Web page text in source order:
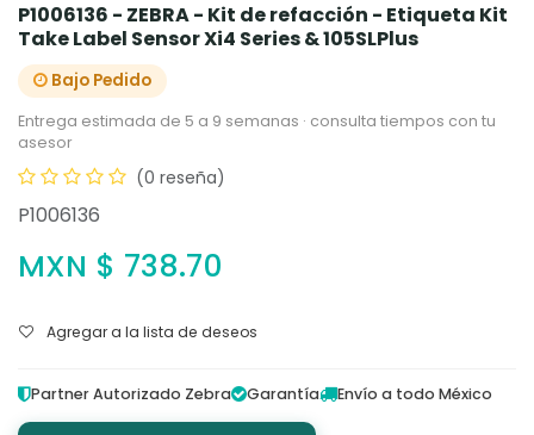
P1006136 - ZEBRA - Kit de refacción - Etiqueta Kit
Take Label Sensor Xi4 Series & 105SLPlus
Bajo Pedido
Entrega estimada de 5 a 9 semanas · consulta tiempos con tu
asesor
(0 reseña)
P1006136
MXN $ 738.70
Agregar a la lista de deseos
Partner Autorizado Zebra Garantía Envío a todo México